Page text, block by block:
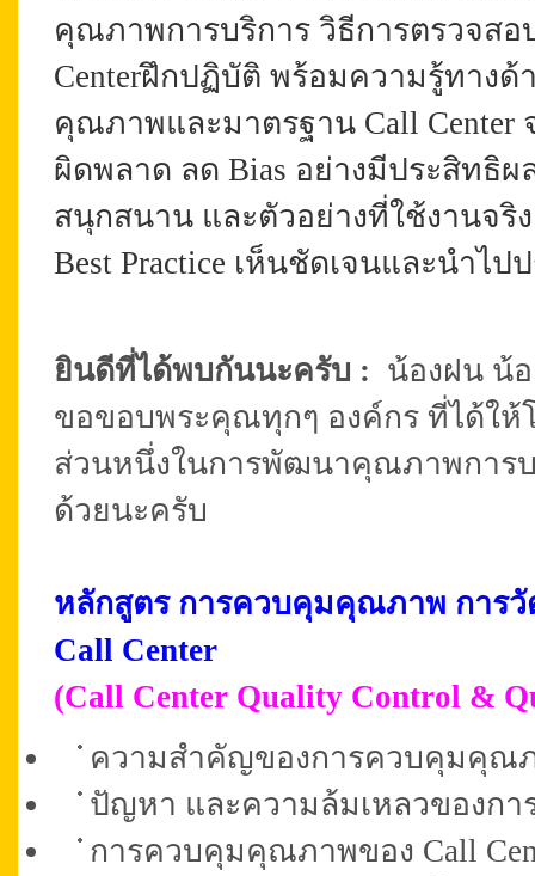
คุณภาพการบริการ วิธีการตรวจส
Centerฝึกปฏิบัติ พร้อมความรู้ทางด้
คุณภาพและมาตรฐาน Call Center
ผิดพลาด ลด Bias อย่างมีประสิทธิผ
สนุกสนาน และตัวอย่างที่ใช้งานจริ
Best Practice เห็นชัดเจนและนำไ
ยินดีที่ได้พบกันนะครับ : น้องฝน น้
ขอขอบพระคุณทุกๆ องค์กร ที่ได้ให้โ
ส่วนหนึ่งในการพัฒนาคุณภาพการบ
ด้วยนะครับ
หลักสูตร การควบคุมคุณภาพ การ
Call Center
(Call Center Quality Control &
ความสำคัญของการควบคุมคุณภ
ปัญหา และความล้มเหลวของกา
การควบคุมคุณภาพของ Call